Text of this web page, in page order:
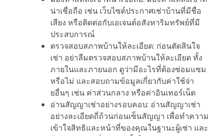
น่าเชื่อถือ เช่น เว็บไซต์ประกาศเช่าบ้านที่มีชื่อ
เสียง หรือติดต่อกับเอเจนต์อสังหาริมทรัพย์ที่มี
ประสบการณ์
ตรวจสอบสภาพบ้านให้ละเอียด: ก่อนตัดสินใจ
เช่า อย่าลืมตรวจสอบสภาพบ้านให้ละเอียด ทั้ง
ภายในและภายนอก ดูว่ามีอะไรที่ต้องซ่อมแซม
หรือไม่ และสอบถามข้อมูลเกี่ยวกับค่าใช้จ่า
ยอื่นๆ เช่น ค่าส่วนกลาง หรือค่าอินเทอร์เน็ต
อ่านสัญญาเช่าอย่างรอบคอบ: อ่านสัญญาเช่า
อย่างละเอียดถี่ถ้วนก่อนเซ็นสัญญา เพื่อทำความ
เข้าใจสิทธิและหน้าที่ของคุณในฐานะผู้เช่า และ